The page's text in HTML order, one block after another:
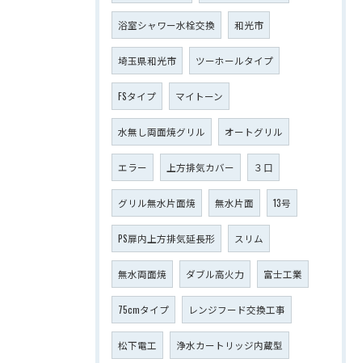
浴室シャワー水栓交換 和光市
埼玉県和光市 ツーホールタイプ
FSタイプ マイトーン
水無し両面焼グリル オートグリル
エラー 上方排気カバー ３口
グリル無水片面焼 無水片面 13号
PS扉内上方排気延長形 スリム
無水両面焼 ダブル高火力 富士工業
75cmタイプ レンジフード交換工事
松下電工 浄水カートリッジ内蔵型